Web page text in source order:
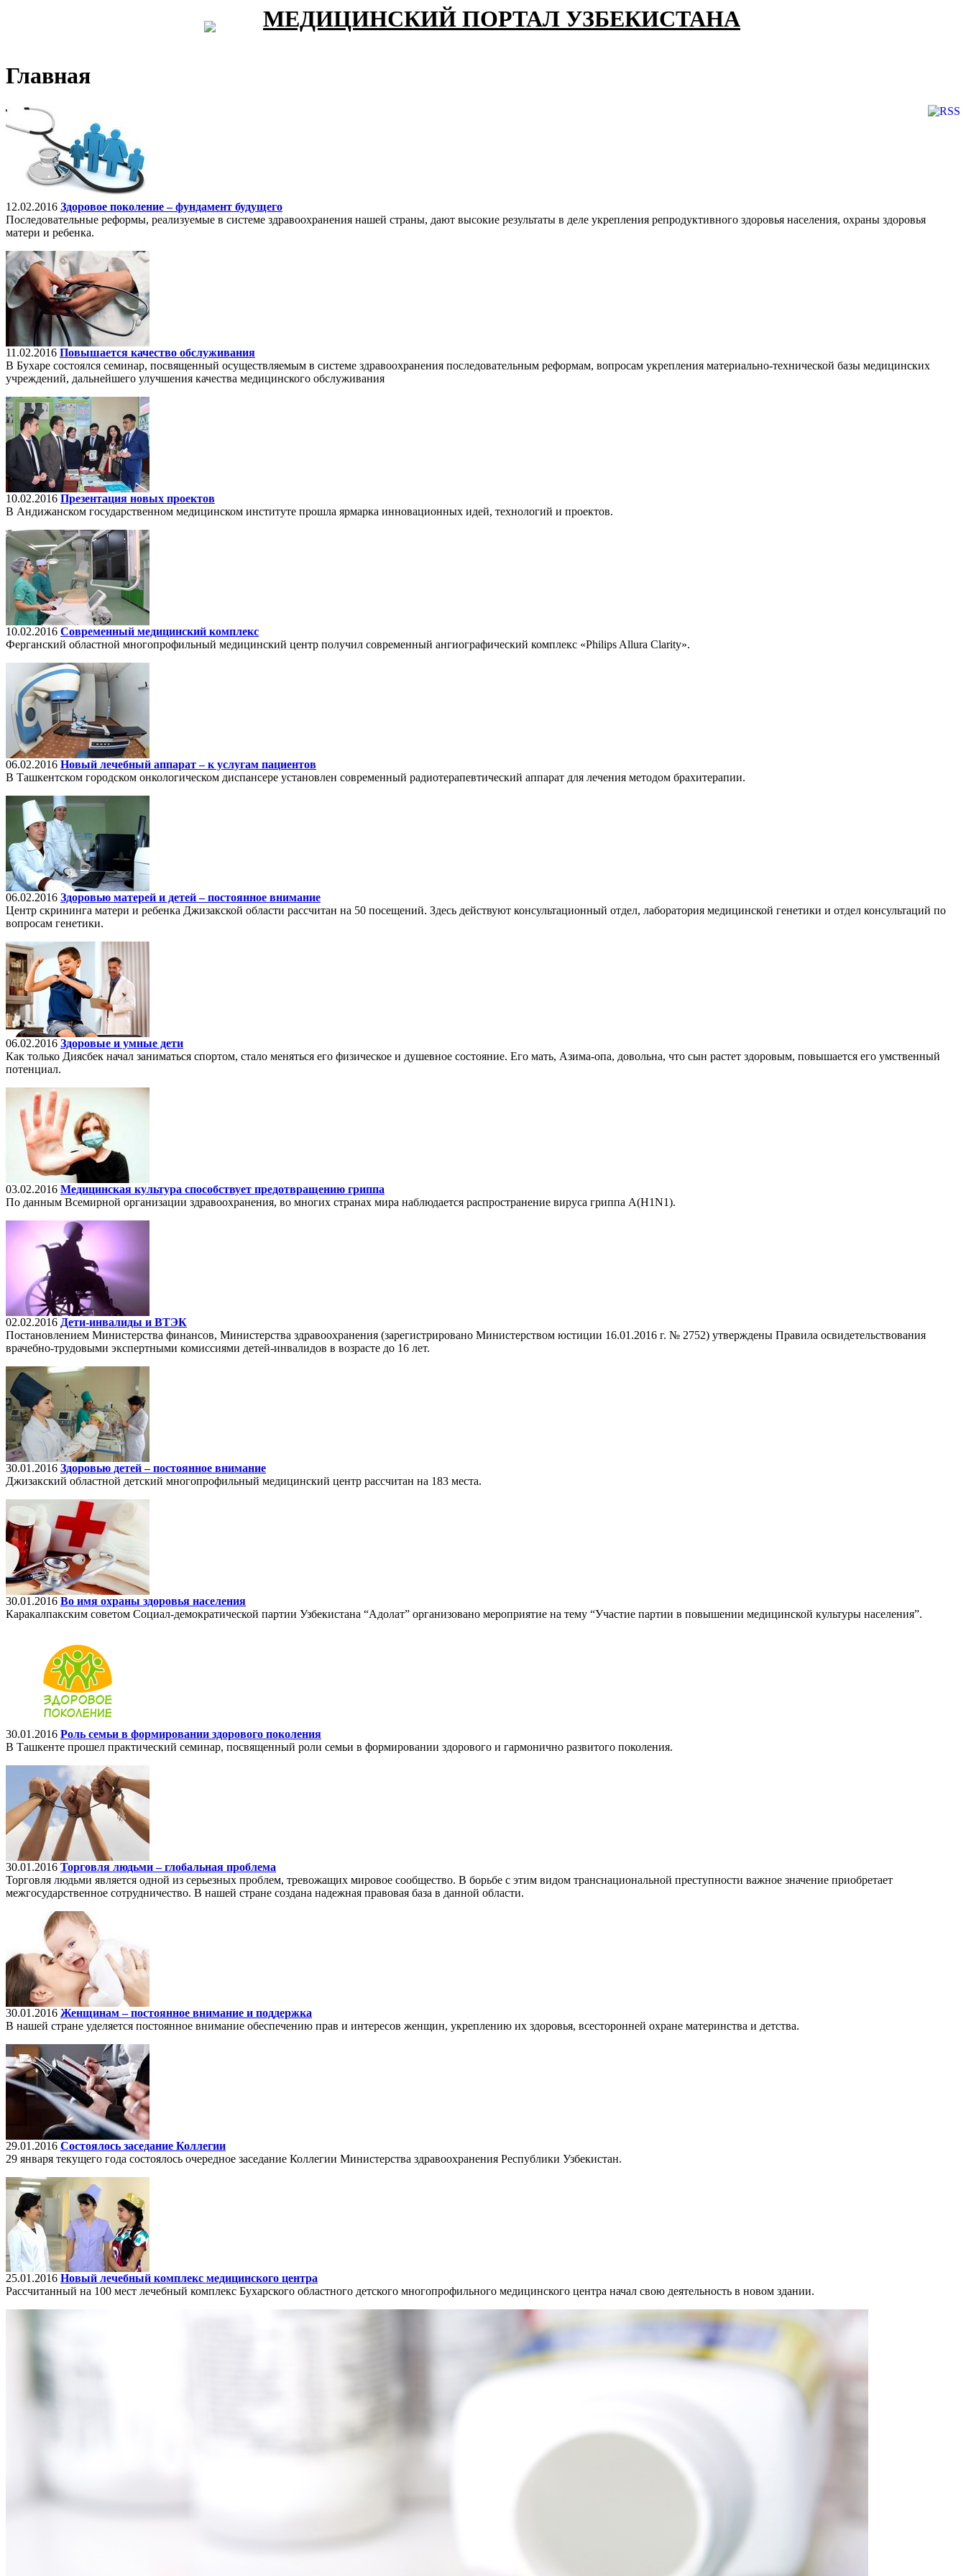
МЕДИЦИНСКИЙ ПОРТАЛ УЗБЕКИСТАНА
Главная
12.02.2016 Здоровое поколение – фундамент будущего
Последовательные реформы, реализуемые в системе здравоохранения нашей страны, дают высокие результаты в деле укрепления репродуктивного здоровья населения, охраны здоровья
матери и ребенка.
11.02.2016 Повышается качество обслуживания
В Бухаре состоялся семинар, посвященный осуществляемым в системе здравоохранения последовательным реформам, вопросам укрепления материально-технической базы медицинских
учреждений, дальнейшего улучшения качества медицинского обслуживания
10.02.2016 Презентация новых проектов
В Андижанском государственном медицинском институте прошла ярмарка инновационных идей, технологий и проектов.
10.02.2016 Современный медицинский комплекс
Ферганский областной многопрофильный медицинский центр получил современный ангиографический комплекс «Philips Allura Clarity».
06.02.2016 Новый лечебный аппарат – к услугам пациентов
В Ташкентском городском онкологическом диспансере установлен современный радиотерапевтический аппарат для лечения методом брахитерапии.
06.02.2016 Здоровью матерей и детей – постоянное внимание
Центр скрининга матери и ребенка Джизакской области рассчитан на 50 посещений. Здесь действуют консультационный отдел, лаборатория медицинской генетики и отдел консультаций по
вопросам генетики.
06.02.2016 Здоровые и умные дети
Как только Диясбек начал заниматься спортом, стало меняться его физическое и душевное состояние. Его мать, Азима-опа, довольна, что сын растет здоровым, повышается его умственный
потенциал.
03.02.2016 Медицинская культура способствует предотвращению гриппа
По данным Всемирной организации здравоохранения, во многих странах мира наблюдается распространение вируса гриппа А(H1N1).
02.02.2016 Дети-инвалиды и ВТЭК
Постановлением Министерства финансов, Министерства здравоохранения (зарегистрировано Министерством юстиции 16.01.2016 г. № 2752) утверждены Правила освидетельствования
врачебно-трудовыми экспертными комиссиями детей-инвалидов в возрасте до 16 лет.
30.01.2016 Здоровью детей – постоянное внимание
Джизакский областной детский многопрофильный медицинский центр рассчитан на 183 места.
30.01.2016 Во имя охраны здоровья населения
Каракалпакским советом Социал-демократической партии Узбекистана “Адолат” организовано мероприятие на тему “Участие партии в повышении медицинской культуры населения”.
30.01.2016 Роль семьи в формировании здорового поколения
В Ташкенте прошел практический семинар, посвященный роли семьи в формировании здорового и гармонично развитого поколения.
30.01.2016 Торговля людьми – глобальная проблема
Торговля людьми является одной из серьезных проблем, тревожащих мировое сообщество. В борьбе с этим видом транснациональной преступности важное значение приобретает
межгосударственное сотрудничество. В нашей стране создана надежная правовая база в данной области.
30.01.2016 Женщинам – постоянное внимание и поддержка
В нашей стране уделяется постоянное внимание обеспечению прав и интересов женщин, укреплению их здоровья, всесторонней охране материнства и детства.
29.01.2016 Состоялось заседание Коллегии
29 января текущего года состоялось очередное заседание Коллегии Министерства здравоохранения Республики Узбекистан.
25.01.2016 Новый лечебный комплекс медицинского центра
Рассчитанный на 100 мест лечебный комплекс Бухарского областного детского многопрофильного медицинского центра начал свою деятельность в новом здании.